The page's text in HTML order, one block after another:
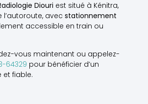
Diouri est situé à Kénitra,
l’autoroute, avec stationnement
accessible en train ou
vous maintenant ou appelez-
64329 pour bénéficier d’un
et fiable.